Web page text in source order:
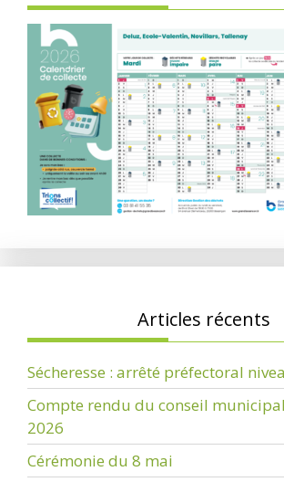
Articles récents
Sécheresse : arrêté préfectoral
Compte rendu du conseil
2026
Cérémonie du 8 mai